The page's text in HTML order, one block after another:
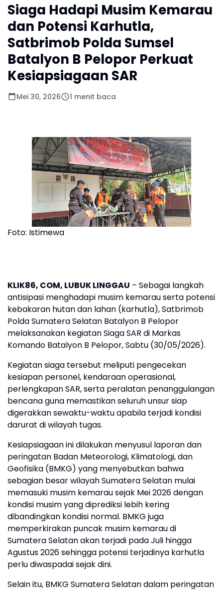
Siaga Hadapi Musim Kemarau
dan Potensi Karhutla,
Satbrimob Polda Sumsel
Batalyon B Pelopor Perkuat
Kesiapsiagaan SAR
Mei 30, 2026 1 menit baca
Foto: Istimewa
KLIK86, COM, LUBUK LINGGAU – Sebagai langkah
antisipasi menghadapi musim kemarau serta potensi
kebakaran hutan dan lahan (karhutla), Satbrimob
Polda Sumatera Selatan Batalyon B Pelopor
melaksanakan kegiatan Siaga SAR di Markas
Komando Batalyon B Pelopor, Sabtu (30/05/2026).
Kegiatan siaga tersebut meliputi pengecekan
kesiapan personel, kendaraan operasional,
perlengkapan SAR, serta peralatan penanggulangan
bencana guna memastikan seluruh unsur siap
digerakkan sewaktu-waktu apabila terjadi kondisi
darurat di wilayah tugas.
Kesiapsiagaan ini dilakukan menyusul laporan dan
peringatan Badan Meteorologi, Klimatologi, dan
Geofisika (BMKG) yang menyebutkan bahwa
sebagian besar wilayah Sumatera Selatan mulai
memasuki musim kemarau sejak Mei 2026 dengan
kondisi musim yang diprediksi lebih kering
dibandingkan kondisi normal. BMKG juga
memperkirakan puncak musim kemarau di
Sumatera Selatan akan terjadi pada Juli hingga
Agustus 2026 sehingga potensi terjadinya karhutla
perlu diwaspadai sejak dini.
Selain itu, BMKG Sumatera Selatan dalam peringatan